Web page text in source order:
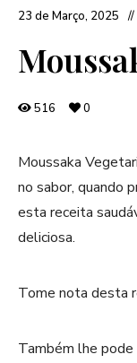
23 de Março, 2025
516 0
Moussaka
no sabor, quando
esta receita
deliciosa.
Tome nota desta
Também lhe pode